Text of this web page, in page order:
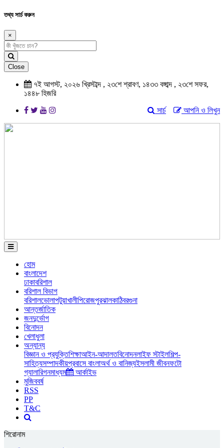
তথ্য সার্চ করুন
×
Close
৭ই আগস্ট, ২০২৬ খ্রিস্টাব্দ , ২৩শে শ্রাবণ, ১৪৩৩ বঙ্গাব্দ , ২৩শে সফর,
১৪৪৮ হিজরি
আপনি ও লিখুন
সার্চ
হোম
বাংলাদেশ
ঢাকাবরিশাল
বরিশাল বিভাগ
বরিশালভোলাপটুয়াখালীপিরোজপুরঝালকাঠিবরগুনা
আন্তর্জাতিক
জনদুর্ভোগ
বিনোদন
খেলাধুলা
অন্যান্য
বিজ্ঞান ও প্রযুক্তিশিক্ষাআইন-আদালতবিনোদনলাইফ স্টাইলশিল্প-
সাহিত্যসম্পাদকীয়প্রবাসে বাংলাঅর্থ ও বানিজ্যইসলামী জীবনফটো
গ্যালারিগনমাধ্যম
আর্কাইভ
মুজিববর্ষ
RSS
PP
T&C
শিরোনাম